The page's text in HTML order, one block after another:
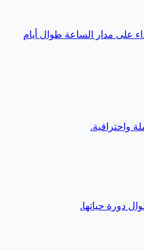
على مدار الساعة طوال أيام
واحترافية.
دورة حياتها.